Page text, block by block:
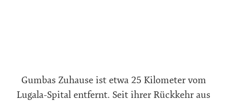
Gumbas Zuhause ist etwa 25 Kilometer vom
Lugala-Spital entfernt. Seit ihrer Rückkehr aus